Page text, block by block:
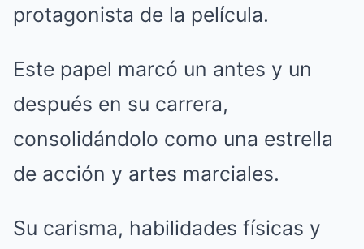
protagonista de la película.
Este papel marcó un antes y un
después en su carrera,
consolidándolo como una estrella
de acción y artes marciales.
Su carisma, habilidades físicas y